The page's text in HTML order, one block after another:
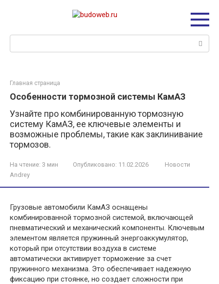
Главная страница
Особенности тормозной системы КамАЗ
Узнайте про комбинированную тормозную
систему КамАЗ, ее ключевые элементы и
возможные проблемы, такие как заклинивание
тормозов.
На чтение: 3 мин Опубликовано: 11.02.2026
Новости
Andrey
Грузовые автомобили КамАЗ оснащены
комбинированной тормозной системой, включающей
пневматический и механический компоненты. Ключевым
элементом является пружинный энергоаккумулятор,
который при отсутствии воздуха в системе
автоматически активирует торможение за счет
пружинного механизма. Это обеспечивает надежную
фиксацию при стоянке, но создает сложности при